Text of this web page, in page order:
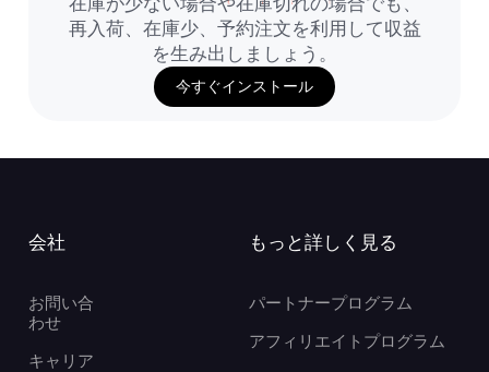
再入荷、在庫少、予約注文を利用して収益
を生み出しましょう。
今すぐインストール
会社
お問い合
わせ
キャリア
もっと詳しく見る
パートナープログラム
アフィリエイトプログラム